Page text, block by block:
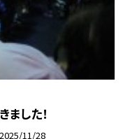
ました！
2025/11/28